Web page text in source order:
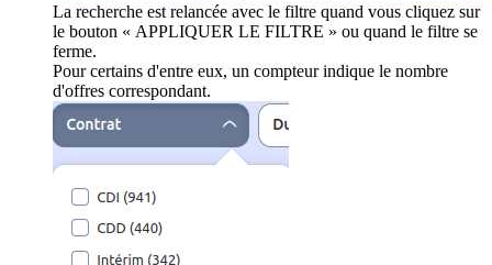
La recherche est relancée avec le filtre quand vous cliquez sur
le bouton « APPLIQUER LE FILTRE » ou quand le filtre se
ferme.
Pour certains d'entre eux, un compteur indique le nombre
d'offres correspondant.